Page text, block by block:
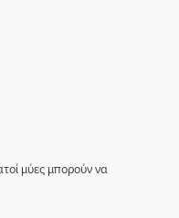
μύες μπορούν να